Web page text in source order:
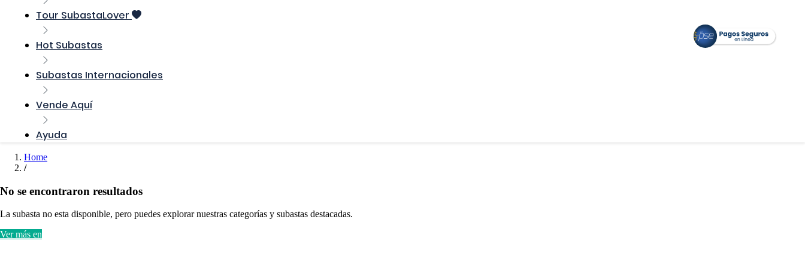
Tour SubastaLover
Hot Subastas
Subastas Internacionales
Vende Aquí
Ayuda
Home
No se encontraron resultados
La subasta no esta disponible, pero puedes explorar nuestras categorías y subastas destacadas.
Ver más en